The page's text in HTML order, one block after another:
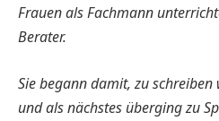
Frauen als Fachmann
Berater.
Sie begann damit, zu
und als nächstes überging zu